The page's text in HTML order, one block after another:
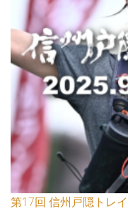
第17回 信州戸隠トレ